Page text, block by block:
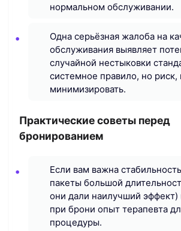
нормальном обслуживании.
Одна серьёзная жалоба на
обслуживания выявляет
случайной нестыковки
системное правило, но
минимизировать.
Практические советы перед
бронированием
Если вам важна
пакеты большой
они дали наилучший эффект)
при брони опыт терапевта
процедуры.